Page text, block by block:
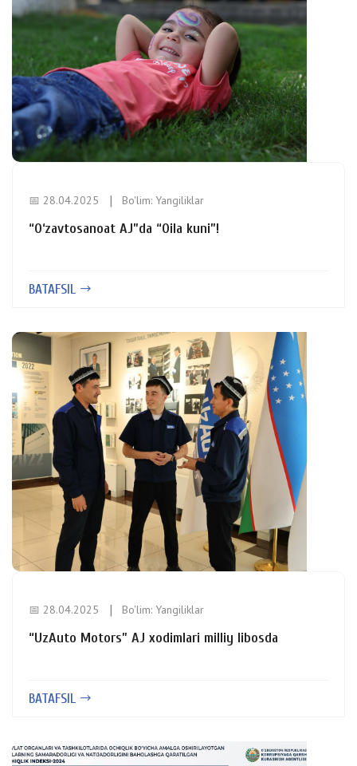
📅 28.04.2025 Bo'lim: Yangiliklar
“O‘zavtosanoat AJ”da “Oila kuni”!
BATAFSIL
📅 28.04.2025 Bo'lim: Yangiliklar
“UzAuto Motors” AJ xodimlari milliy libosda
BATAFSIL